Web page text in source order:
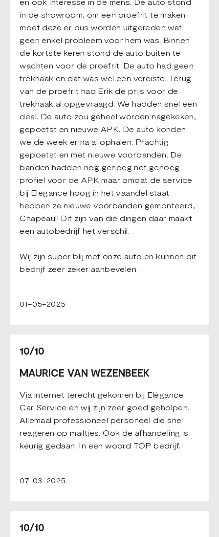
in de showroom, om een proefrit te maken
moet deze er dus worden uitgereden wat
geen enkel probleem voor hem was. Binnen
de kortste keren stond de auto buiten te
wachten voor de proefrit. De auto had geen
trekhaak en dat was wel een vereiste. Terug
van de proefrit had Erik de prijs voor de
trekhaak al opgevraagd. We hadden snel een
deal. De auto zou geheel worden nagekeken,
gepoetst en nieuwe APK. De auto konden
we de week er na al ophalen. Prachtig
gepoetst en met nieuwe voorbanden. De
banden hadden nog genoeg net genoeg
profiel voor de APK maar omdat de service
bij Elegance hoog in het vaandel staat
hebben ze nieuwe voorbanden gemonteerd,
Chapeau!! Dit zijn van die dingen daar maakt
een autobedrijf het verschil.
Wij zijn super blij met onze auto en kunnen dit
bedrijf zeer zeker aanbevelen.
01-05-2025
10/10
MAURICE VAN WEZENBEEK
Via internet terecht gekomen bij Elégance
Car Service en wij zijn zeer goed geholpen.
Allemaal professioneel personeel die snel
reageren op mailtjes. Ook de afhandeling is
keurig gedaan. In een woord TOP bedrijf.
07-03-2025
10/10